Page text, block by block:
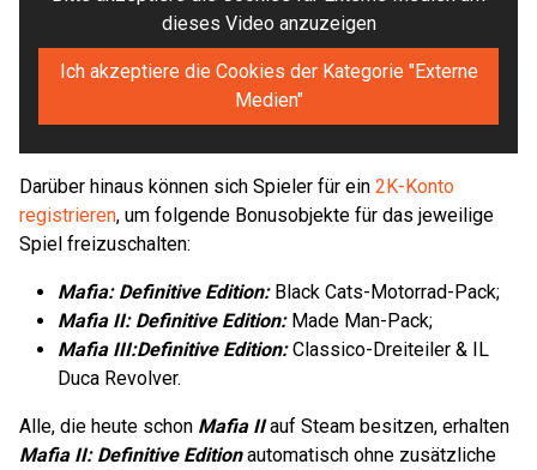
dieses Video anzuzeigen
Ich akzeptiere die Cookies der Kategorie "Externe
Medien"
Darüber hinaus können sich Spieler für ein 2K-Konto
registrieren, um folgende Bonusobjekte für das jeweilige
Spiel freizuschalten:
Mafia: Definitive Edition:Black Cats-Motorrad-Pack;
Mafia II: Definitive Edition:Made Man-Pack;
Mafia III:Definitive Edition:Classico-Dreiteiler & IL
Duca Revolver.
Alle, die heute schon Mafia IIauf Steam besitzen, erhalten
Mafia II: Definitive Editionautomatisch ohne zusätzliche